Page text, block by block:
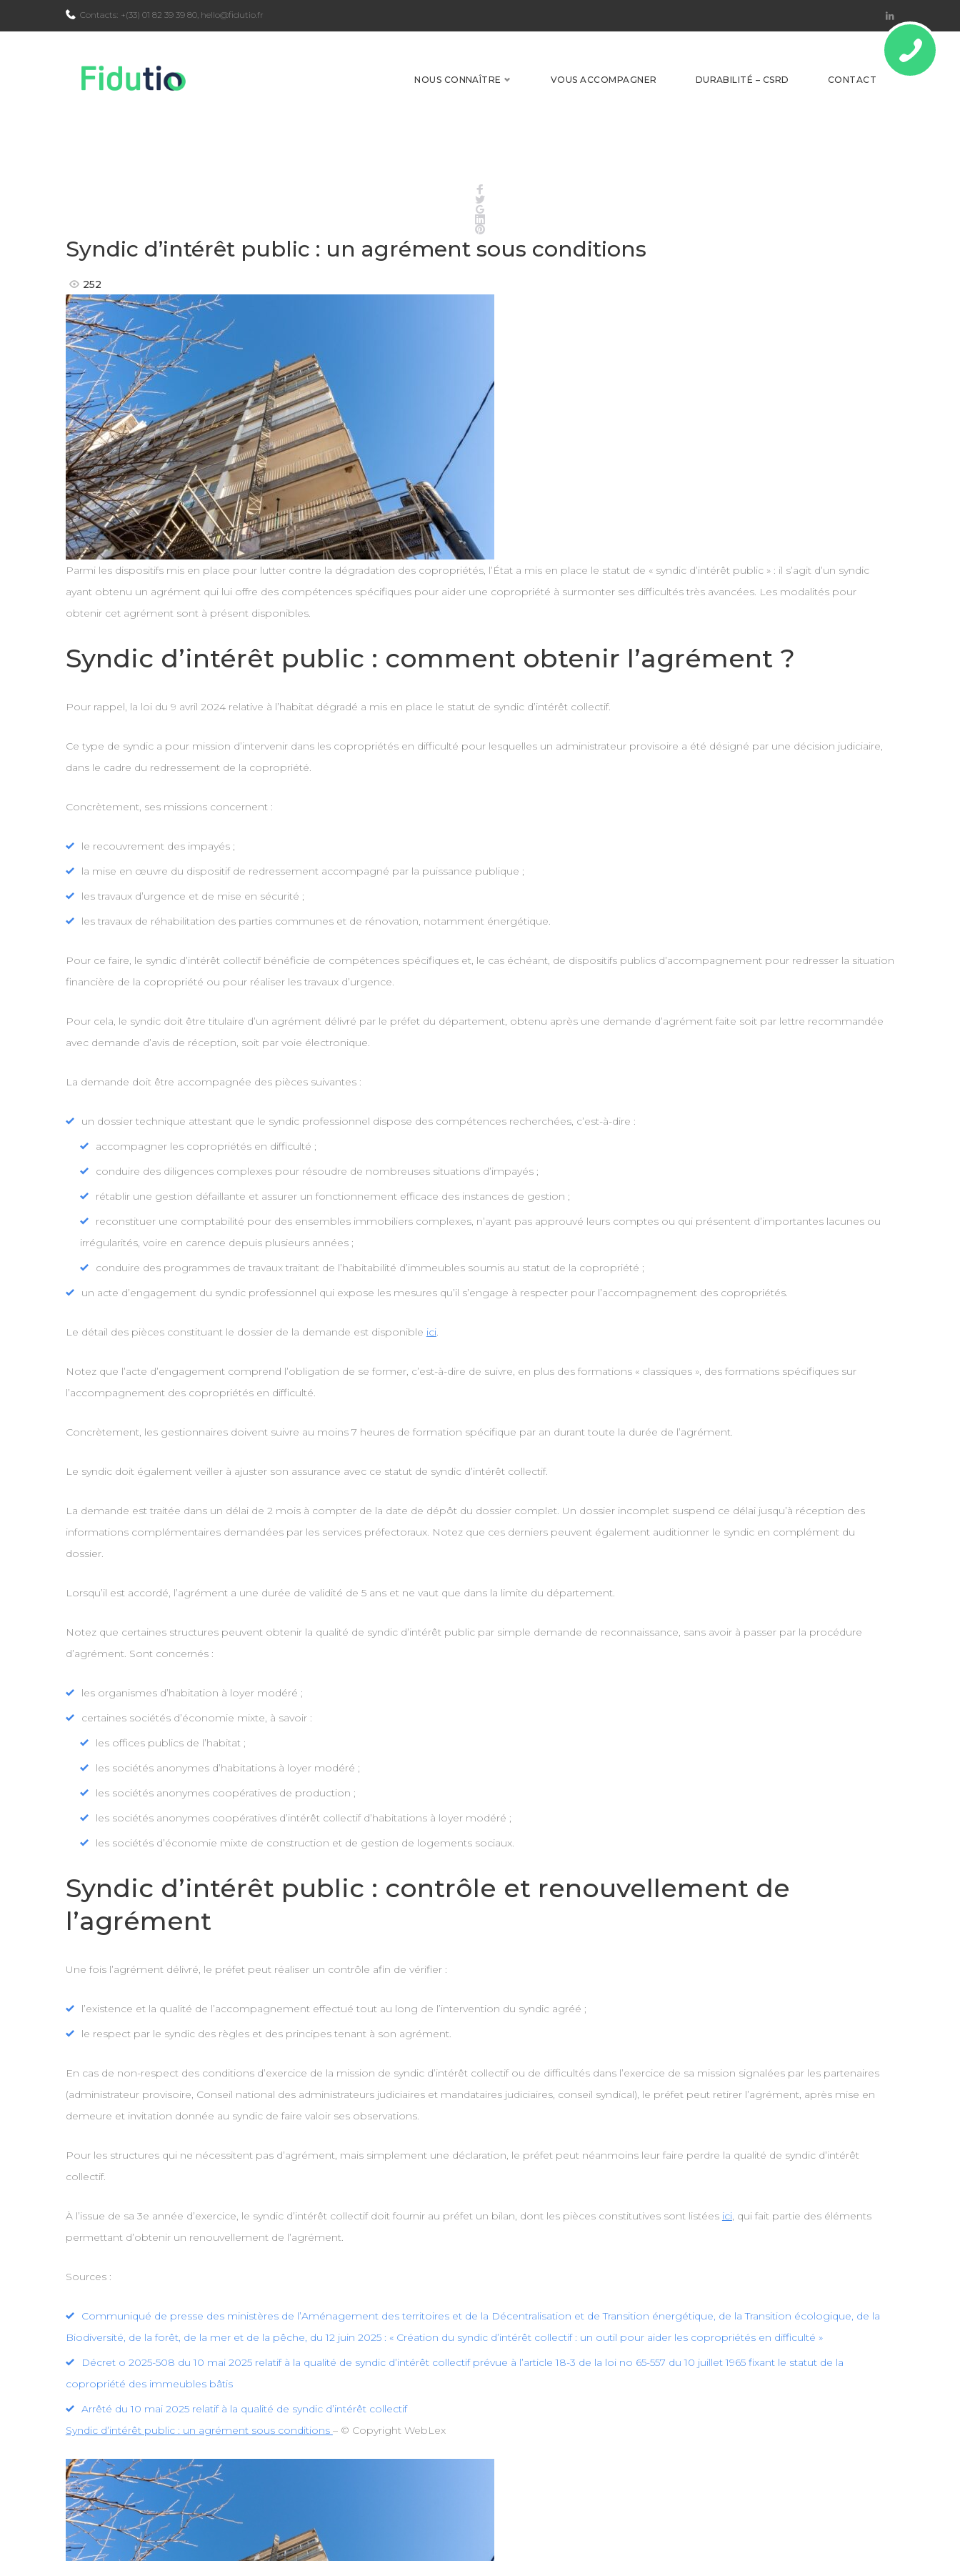
to
Contacts: +(33) 01 82 39 39 80, hello@fidutio.fr
Linkedin
NOUS CONNAÎTRE VOUS ACCOMPAGNER DURABILITÉ – CSRD CONTACT
Twitter
Pinterest
Syndic d’intérêt public : un agrément sous conditions
252
Parmi les dispositifs mis en place pour lutter contre la dégradation des copropriétés, l’État a mis en place le statut de « syndic d’intérêt public » : il s’agit d’un syndic
ayant obtenu un agrément qui lui offre des compétences spécifiques pour aider une copropriété à surmonter ses difficultés très avancées. Les modalités pour
obtenir cet agrément sont à présent disponibles.
Syndic d’intérêt public : comment obtenir l’agrément ?
Pour rappel, la loi du 9 avril 2024 relative à l’habitat dégradé a mis en place le statut de syndic d’intérêt collectif.
Ce type de syndic a pour mission d’intervenir dans les copropriétés en difficulté pour lesquelles un administrateur provisoire a été désigné par une décision judiciaire,
dans le cadre du redressement de la copropriété.
Concrètement, ses missions concernent :
le recouvrement des impayés ;
la mise en œuvre du dispositif de redressement accompagné par la puissance publique ;
les travaux d’urgence et de mise en sécurité ;
les travaux de réhabilitation des parties communes et de rénovation, notamment énergétique.
Pour ce faire, le syndic d’intérêt collectif bénéficie de compétences spécifiques et, le cas échéant, de dispositifs publics d’accompagnement pour redresser la situation
financière de la copropriété ou pour réaliser les travaux d’urgence.
Pour cela, le syndic doit être titulaire d’un agrément délivré par le préfet du département, obtenu après une demande d’agrément faite soit par lettre recommandée
avec demande d’avis de réception, soit par voie électronique.
La demande doit être accompagnée des pièces suivantes :
un dossier technique attestant que le syndic professionnel dispose des compétences recherchées, c’est-à-dire :
accompagner les copropriétés en difficulté ;
conduire des diligences complexes pour résoudre de nombreuses situations d’impayés ;
rétablir une gestion défaillante et assurer un fonctionnement efficace des instances de gestion ;
reconstituer une comptabilité pour des ensembles immobiliers complexes, n’ayant pas approuvé leurs comptes ou qui présentent d’importantes lacunes ou
irrégularités, voire en carence depuis plusieurs années ;
conduire des programmes de travaux traitant de l’habitabilité d’immeubles soumis au statut de la copropriété ;
un acte d’engagement du syndic professionnel qui expose les mesures qu’il s’engage à respecter pour l’accompagnement des copropriétés.
Le détail des pièces constituant le dossier de la demande est disponible ici.
Notez que l’acte d’engagement comprend l’obligation de se former, c’est-à-dire de suivre, en plus des formations « classiques », des formations spécifiques sur
l’accompagnement des copropriétés en difficulté.
Concrètement, les gestionnaires doivent suivre au moins 7 heures de formation spécifique par an durant toute la durée de l’agrément.
Le syndic doit également veiller à ajuster son assurance avec ce statut de syndic d’intérêt collectif.
La demande est traitée dans un délai de 2 mois à compter de la date de dépôt du dossier complet. Un dossier incomplet suspend ce délai jusqu’à réception des
informations complémentaires demandées par les services préfectoraux. Notez que ces derniers peuvent également auditionner le syndic en complément du
dossier.
Lorsqu’il est accordé, l’agrément a une durée de validité de 5 ans et ne vaut que dans la limite du département.
Notez que certaines structures peuvent obtenir la qualité de syndic d’intérêt public par simple demande de reconnaissance, sans avoir à passer par la procédure
d’agrément. Sont concernés :
les organismes d’habitation à loyer modéré ;
certaines sociétés d’économie mixte, à savoir :
les offices publics de l’habitat ;
les sociétés anonymes d’habitations à loyer modéré ;
les sociétés anonymes coopératives de production ;
les sociétés anonymes coopératives d’intérêt collectif d’habitations à loyer modéré ;
les sociétés d’économie mixte de construction et de gestion de logements sociaux.
Syndic d’intérêt public : contrôle et renouvellement de
l’agrément
Une fois l’agrément délivré, le préfet peut réaliser un contrôle afin de vérifier :
l’existence et la qualité de l’accompagnement effectué tout au long de l’intervention du syndic agréé ;
le respect par le syndic des règles et des principes tenant à son agrément.
En cas de non-respect des conditions d’exercice de la mission de syndic d’intérêt collectif ou de difficultés dans l’exercice de sa mission signalées par les partenaires
(administrateur provisoire, Conseil national des administrateurs judiciaires et mandataires judiciaires, conseil syndical), le préfet peut retirer l’agrément, après mise en
demeure et invitation donnée au syndic de faire valoir ses observations.
Pour les structures qui ne nécessitent pas d’agrément, mais simplement une déclaration, le préfet peut néanmoins leur faire perdre la qualité de syndic d’intérêt
collectif.
À l’issue de sa 3e année d’exercice, le syndic d’intérêt collectif doit fournir au préfet un bilan, dont les pièces constitutives sont listées ici, qui fait partie des éléments
permettant d’obtenir un renouvellement de l’agrément.
Sources :
Communiqué de presse des ministères de l’Aménagement des territoires et de la Décentralisation et de Transition énergétique, de la Transition écologique, de la
Biodiversité, de la forêt, de la mer et de la pêche, du 12 juin 2025 : « Création du syndic d’intérêt collectif : un outil pour aider les copropriétés en difficulté »
Décret o 2025-508 du 10 mai 2025 relatif à la qualité de syndic d’intérêt collectif prévue à l’article 18-3 de la loi no 65-557 du 10 juillet 1965 fixant le statut de la
copropriété des immeubles bâtis
Arrêté du 10 mai 2025 relatif à la qualité de syndic d’intérêt collectif
Syndic d’intérêt public : un agrément sous conditions – © Copyright WebLex